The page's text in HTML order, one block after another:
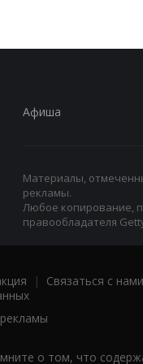
Афиша
Материалы,
рекламы.
Любое копирование,
правообладателя
| Связаться с нами
о том, что